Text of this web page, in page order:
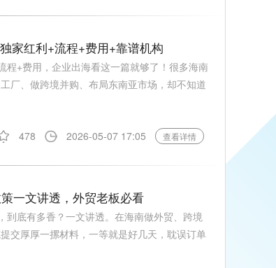
家红利+流程+费用+靠谱机构
+费用，企业出海看这一篇就够了！很多海南
厂、做跨境并购、布局东南亚市场，却不知道
478 2026-05-07 17:05 查看详情
一文讲透，外贸老板必看
底有多香？一文讲透。在海南做外贸、跨境
交厚厚一摞材料，一等就是好几天，耽误订单